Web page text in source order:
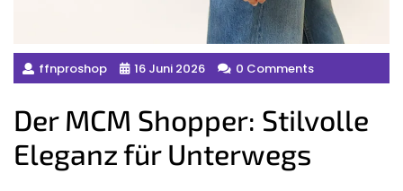
ffnproshop 16 Juni 2026 0 Comments
Der MCM Shopper: Stilvolle
Eleganz für Unterwegs